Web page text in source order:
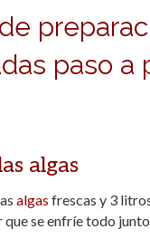
paso a
algas
algas frescas y 3
se enfríe todo